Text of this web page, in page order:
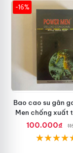
-16%
Bao cao su gân
Men chống xuất
tăng khoái
100.000₫